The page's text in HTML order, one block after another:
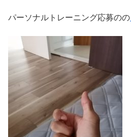
パーソナルトレーニング応募のの